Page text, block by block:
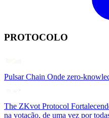
PROTOCOLO
Pulsar Chain Onde zero-
The ZKvot Protocol
na votação, de uma vez por